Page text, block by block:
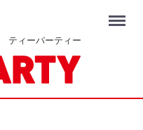
ティーパーティー
Menu